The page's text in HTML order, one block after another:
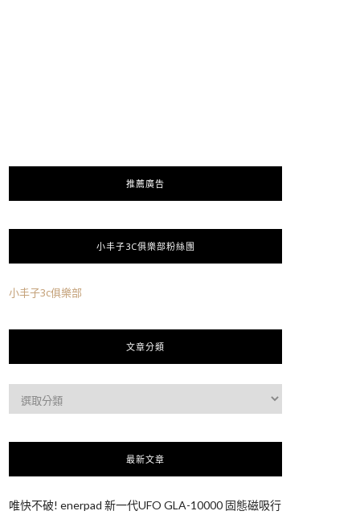
推薦廣告
小丰子3C俱樂部粉絲團
小丰子3c俱樂部
文章分類
最新文章
唯快不破! enerpad 新一代UFO GLA-10000 固態磁吸行